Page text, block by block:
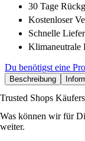
30 Tage
Kostenloser
Schnelle
Klimaneutrale
Du benötigst eine
Beschreibung
Trusted Shops
Was können wir für
weiter.